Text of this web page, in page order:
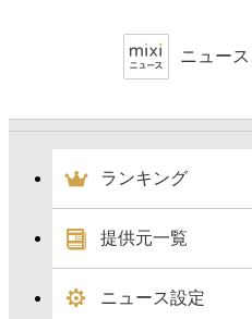
ニュー
ランキング
提供元一覧
ニュース設定